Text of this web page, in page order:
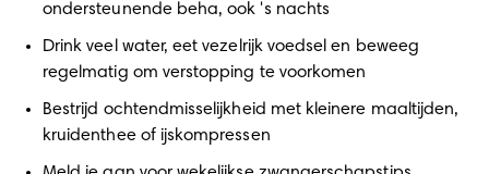
ondersteunende beha, ook 's nachts
Drink veel water, eet vezelrijk voedsel en beweeg
regelmatig om verstopping te voorkomen
Bestrijd ochtendmisselijkheid met kleinere maaltijden,
kruidenthee of ijskompressen